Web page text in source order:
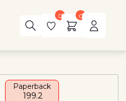
0 0
Paperback
₹ 199.2